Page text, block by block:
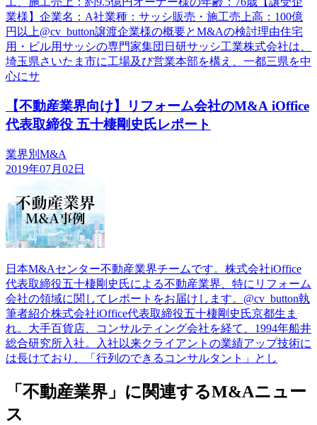
業様】企業名：A社業種：サッシ販売・施工売上高：100億
円以上@cv_button譲渡企業様の概要とM&Aの検討理由住宅
用・ビル用サッシの専門家集団日研サッシ工業株式会社は、
埼玉県さいたま市に工場及び営業本部を構え、一都三県を中
心にサ
【不動産業界向け】リフォーム会社のM&A iOffice
代表取締役 五十棲剛史氏レポート
業界別M&A
2019年07月02日
日本M&Aセンター不動産業界チームです。株式会社iOffice
代表取締役五十棲剛史氏による不動産業界、特にリフォーム
会社の領域に関してレポートをお届けします。@cv_button執
筆者紹介株式会社iOffice代表取締役五十棲剛史氏京都生ま
れ。大手百貨店、コンサルティング会社を経て、1994年船井
総合研究所入社。入社以来クライアントの業績アップ技術に
は長けており、「行列のできるコンサルタント」とし
「不動産業界」に関連するM&Aニュー
ス